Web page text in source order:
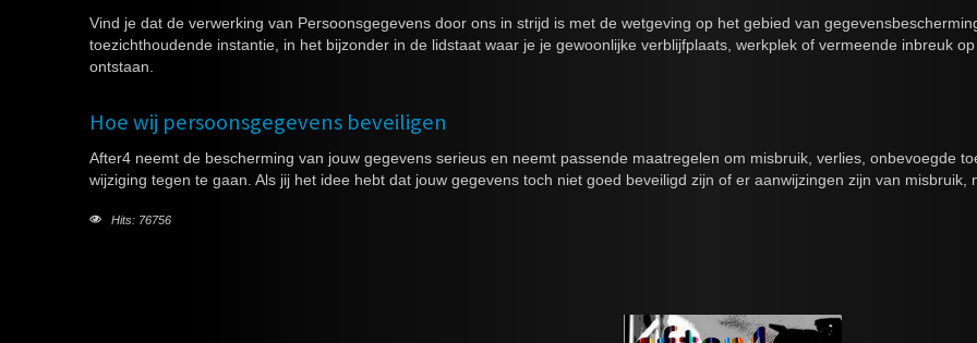
Vind je dat de verwerking van Persoonsgegevens door ons in strijd is met de wetgeving op het gebied van
toezichthoudende instantie, in het bijzonder in de lidstaat waar je je gewoonlijke verblijfplaats, werkplek of vermeende inbreuk
ontstaan.
Hoe wij persoonsgegevens beveiligen
After4 neemt de bescherming van jouw gegevens serieus en neemt passende maatregelen om misbruik, verlies, onbevoegde
wijziging tegen te gaan. Als jij het idee hebt dat jouw gegevens toch niet goed beveiligd zijn of er aanwijzingen zijn van
Hits: 76756